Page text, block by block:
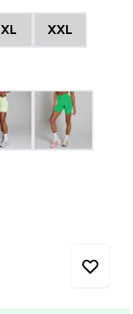
XL XXL